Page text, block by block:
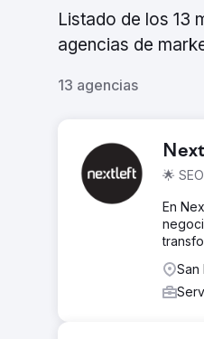
Listado de los 13
agencias de
13 agencias
🌟
En
San